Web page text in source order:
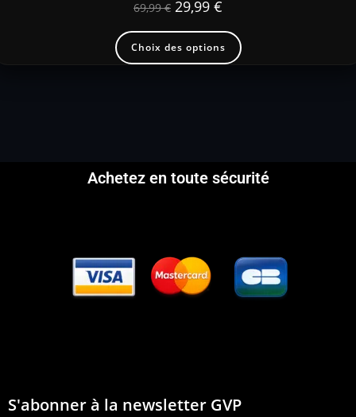
69,99€ 29,99 €
Choix des options
Achetez en toute sécurité
S'abonner à la newsletter GVP